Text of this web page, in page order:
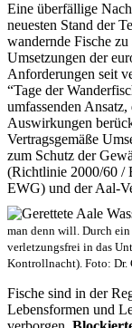
Eine überfällige
neuesten Stand der
wandernde Fische
Umsetzungen der
Anforderungen seit
“Tage der
umfassenden
Auswirkungen
Vertragsgemäße
zum Schutz der
(Richtlinie 2000/60 /
EWG) und der Aal-
man denn will. Durch
verletzungsfrei in das
Kontrollnacht). Foto: Dr.
Fische sind in der
Lebensformen und